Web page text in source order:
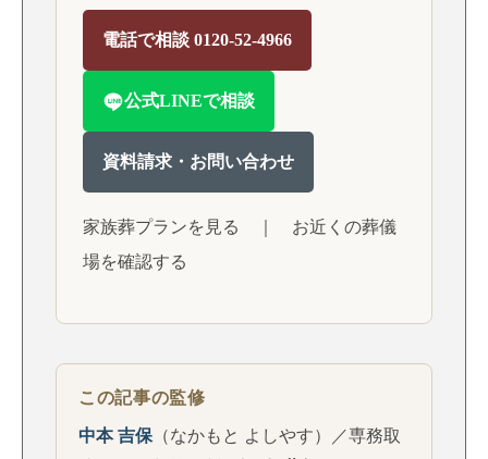
電話で相談 0120-52-4966
公式LINEで相談
資料請求・お問い合わせ
家族葬プランを見る
お近くの葬儀
場を確認する
この記事の監修
中本 吉保 （なかもと よしやす）／専務取